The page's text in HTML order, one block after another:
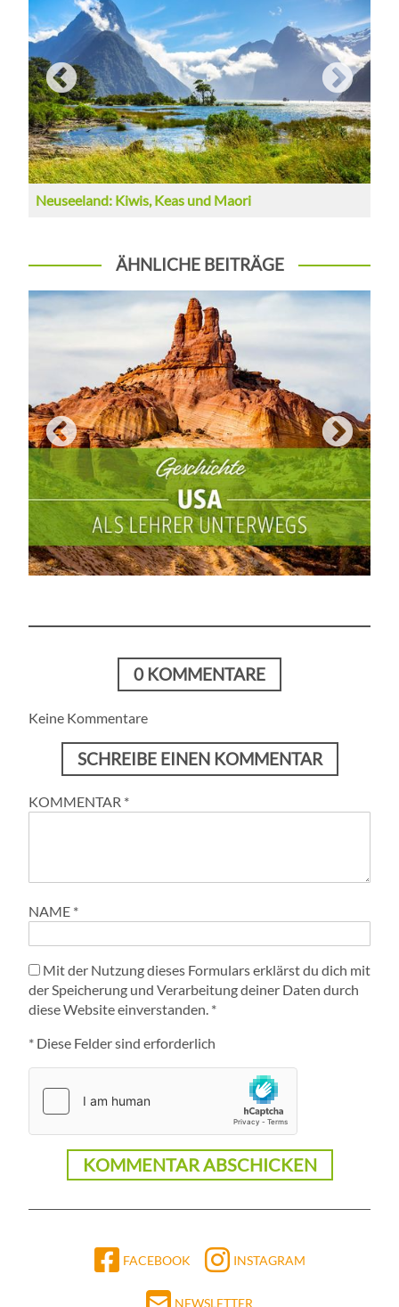
Neuseeland: Kiwis, Keas und Maori
ÄHNLICHE BEITRÄGE
0 KOMMENTARE
Keine Kommentare
SCHREIBE EINEN KOMMENTAR
KOMMENTAR *
NAME *
Mit der Nutzung dieses Formulars erklärst du dich mit
der Speicherung und Verarbeitung deiner Daten durch
diese Website einverstanden. *
* Diese Felder sind erforderlich
FACEBOOK INSTAGRAM
NEWSLETTER